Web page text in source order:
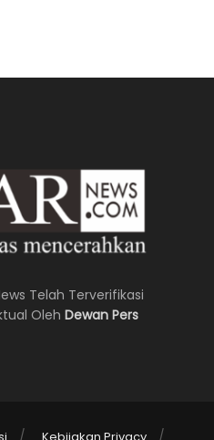
Telah Terverifikasi
Oleh Dewan Pers
Kebijakan Privacy